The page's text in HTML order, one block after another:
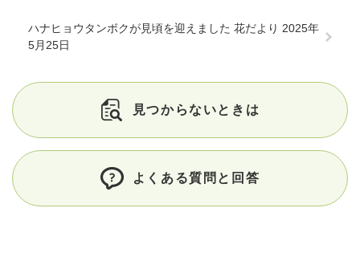
ハナヒョウタンボクが見頃を迎えました 花だより 2025年
5月25日
見つからないときは
よくある質問と回答